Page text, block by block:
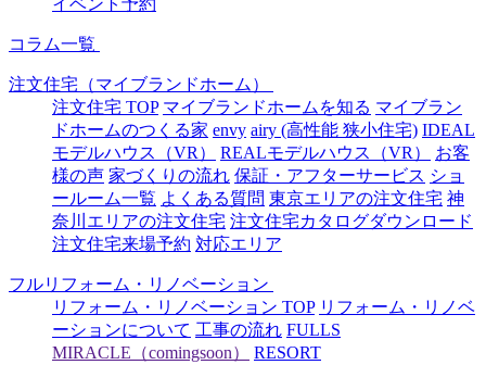
イベント予約
コラム一覧
注文住宅（マイブランドホーム）
注文住宅 TOP マイブランドホームを知る マイブラン
ドホームのつくる家 envy airy (高性能 狭小住宅) IDEAL
モデルハウス（VR）
REALモデルハウス（VR）
お客
様の声 家づくりの流れ 保証・アフターサービス ショ
ールーム一覧 よくある質問 東京エリアの注文住宅 神
奈川エリアの注文住宅 注文住宅カタログダウンロード
注文住宅来場予約 対応エリア
フルリフォーム・リノベーション
リフォーム・リノベーション TOP リフォーム・リノベ
ーションについて 工事の流れ FULLS
MIRACLE（comingsoon）
RESORT